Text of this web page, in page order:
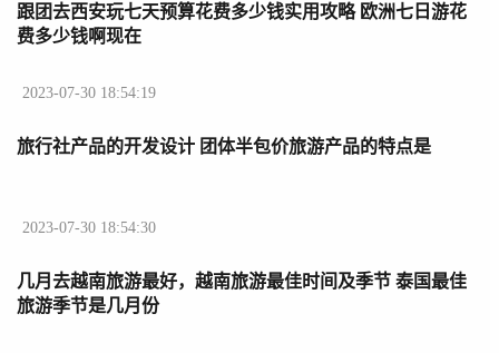
跟团去西安玩七天预算花费多少钱实用攻略 欧洲七日游花
费多少钱啊现在
2023-07-30 18:54:19
旅行社产品的开发设计 团体半包价旅游产品的特点是
2023-07-30 18:54:30
几月去越南旅游最好，越南旅游最佳时间及季节 泰国最佳
旅游季节是几月份